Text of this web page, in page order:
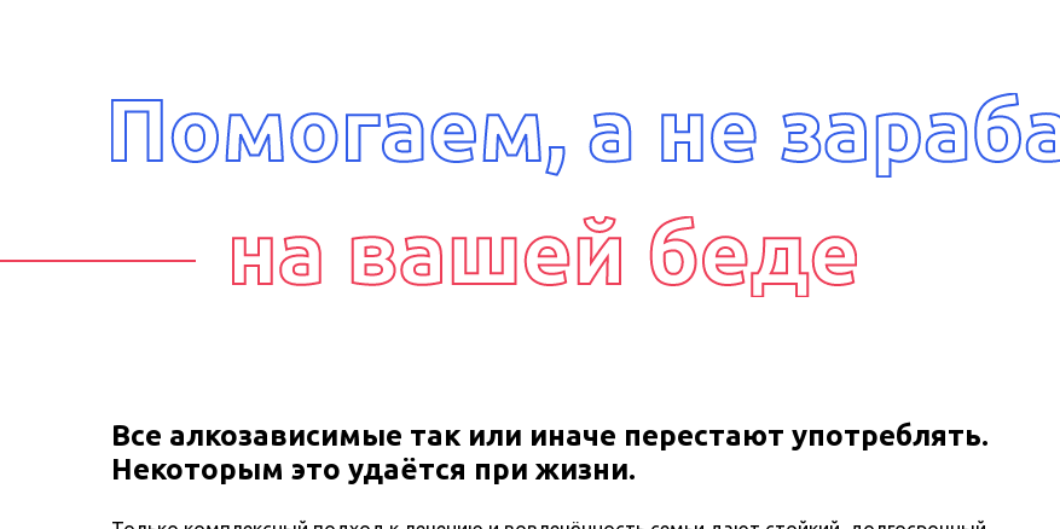
Все алкозависимые так или иначе перестают употреблять.
Некоторым это удаётся при жизни.
Все алкозависимые так или иначе перестают употреблять.